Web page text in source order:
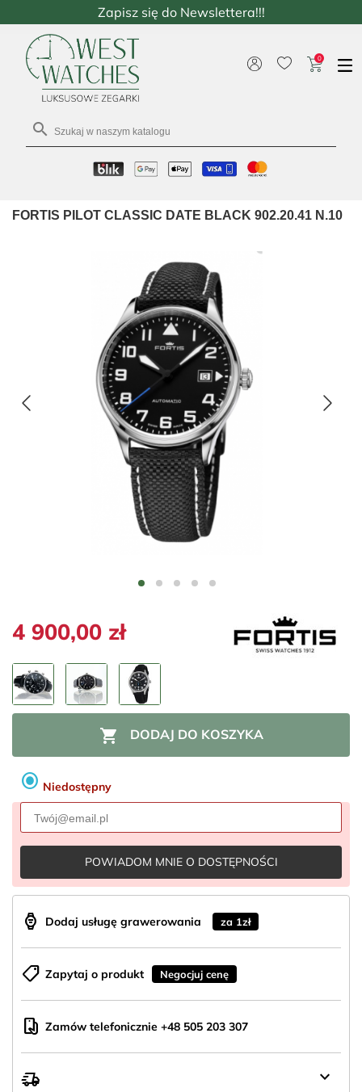

0
Zapisz się do Newslettera!!!
FORTIS PILOT CLASSIC DATE BLACK 902.20.41 N.10
4 900,00 zł
 DODAJ DO KOSZYKA
radio_button_checked Niedostępny
POWIADOM MNIE O DOSTĘPNOŚCI
aod_watch Dodaj usługę grawerowania za 1zł
shoppingmode Zapytaj o produkt Negocjuj cenę
mobile_hand Zamów telefonicznie +48 505 203 307
delivery_truck_speed keyboard_arrow_down